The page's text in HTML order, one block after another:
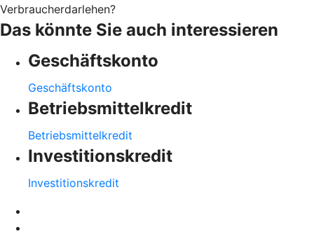
Verbraucherdarlehen?
Das könnte Sie auch interessieren
Geschäftskonto
Geschäftskonto
Betriebsmittelkredit
Betriebsmittelkredit
Investitionskredit
Investitionskredit